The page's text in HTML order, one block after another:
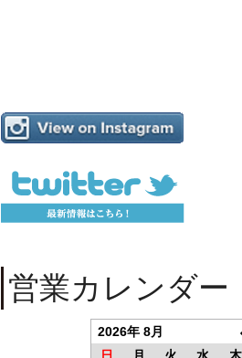
営業カレンダー
2026年 8月